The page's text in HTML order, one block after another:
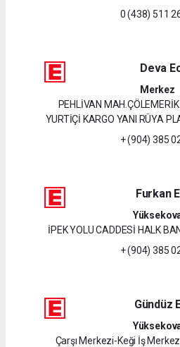
0 (438) 511
Deva
Merkez
PEHLİVAN
YURTİÇİ KARGO YANI RÜYA
+ (904) 385
Furkan
İPEK YOLU CADDESİ HALK
+ (904) 385
Gündüz
Çarşı Merkezi-Keği İş